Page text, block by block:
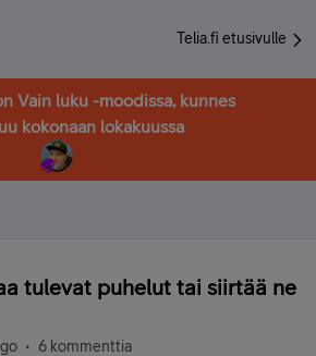
Telia.fi etusivulle
Vain luku -moodissa, kunnes
kokonaan lokakuussa
tulevat puhelut tai siirtää ne
6 kommenttia